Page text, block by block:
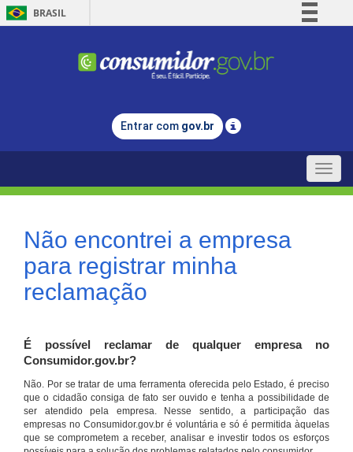
BRASIL
Comunica BR
Legislação
Entrar com gov.br
Toggle
Não encontrei a empresa
para registrar minha
reclamação
É possível reclamar de qualquer empresa no
Consumidor.gov.br?
Não. Por se tratar de uma ferramenta oferecida pelo Estado, é preciso
que o cidadão consiga de fato ser ouvido e tenha a possibilidade de
ser atendido pela empresa. Nesse sentido, a participação das
empresas no Consumidor.gov.br é voluntária e só é permitida àquelas
que se comprometem a receber, analisar e investir todos os esforços